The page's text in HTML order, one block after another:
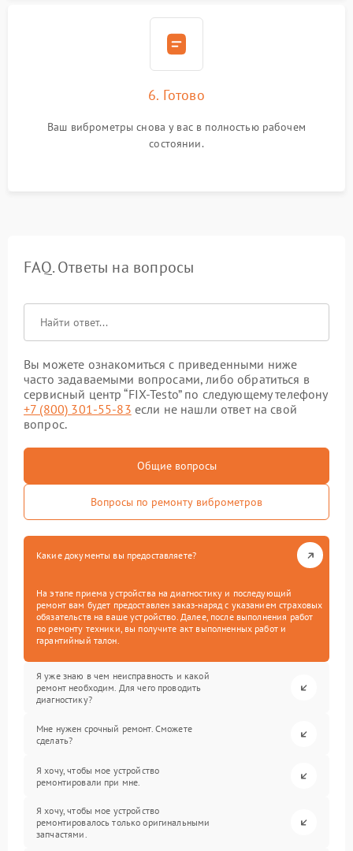
6. Готово
Ваш виброметры снова у вас в полностью рабочем
состоянии.
FAQ. Ответы на вопросы
Вы можете ознакомиться с приведенными ниже
часто задаваемыми вопросами, либо обратиться в
сервисный центр “FIX-Testo” по следующему телефону
+7 (800) 301-55-83 если не нашли ответ на свой
вопрос.
Общие вопросы
Вопросы по ремонту виброметров
Какие документы вы предоставляете?
На этапе приема устройства на диагностику и последующий
ремонт вам будет предоставлен заказ-наряд с указанием страховых
обязательств на ваше устройство. Далее, после выполнения работ
по ремонту техники, вы получите акт выполненных работ и
гарантийный талон.
Я уже знаю в чем неисправность и какой
ремонт необходим. Для чего проводить
диагностику?
Мне нужен срочный ремонт. Сможете
сделать?
Я хочу, чтобы мое устройство
ремонтировали при мне.
Я хочу, чтобы мое устройство
ремонтировалось только оригинальными
запчастями.